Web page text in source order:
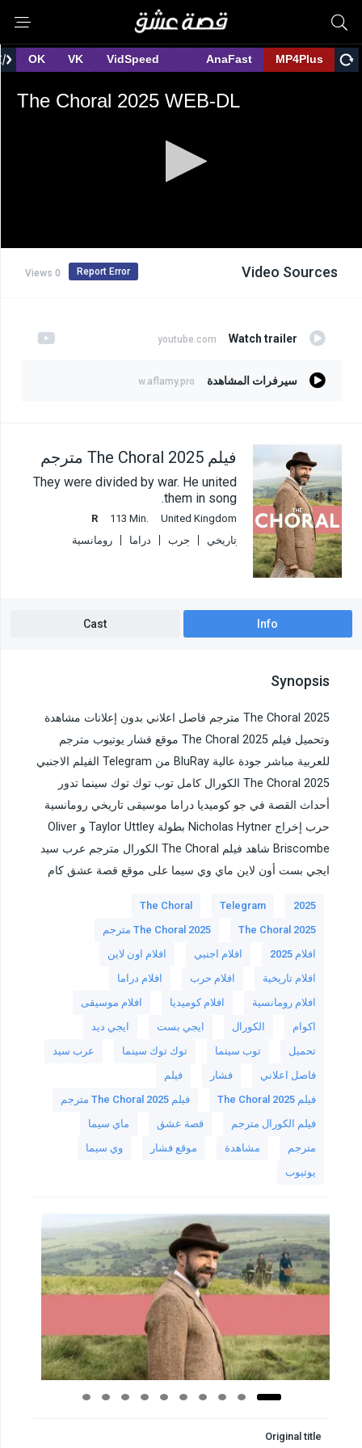
Video Sources
0 Views Report Error
Watch trailer
youtube.com
سيرفرات المشاهدة w.aflamy.pro
فيلم The Choral 2025 مترجم
They were divided by war. He united
them in song.
United Kingdom
113 Min.
R
تاريخي
حرب دراما
رومانسية
كوميديا
موسيقى
Info
Cast
Synopsis
The Choral 2025 مترجم فاصل اعلاني بدون إعلانات مشاهدة
وتحميل فيلم The Choral 2025 موقع فشار يوتيوب مترجم
للعربية مباشر جودة عالية BluRay من Telegram الفيلم الاجنبي
The Choral 2025 الكورال كامل توب توك توك سينما تدور
أحداث القصة في جو كوميديا دراما موسيقى تاريخي رومانسية
حرب إخراج Nicholas Hytner بطولة Taylor Uttley و Oliver
Briscombe شاهد فيلم The Choral الكورال مترجم عرب سيد
ايجي بست أون لاين ماي وي سيما على موقع قصة عشق كام
2025
Telegram
The Choral
The Choral 2025
The Choral 2025 مترجم
افلام 2025
افلام اجنبي
افلام اون لاين
افلام تاريخية
افلام حرب
افلام دراما
افلام رومانسية
افلام كوميديا
افلام موسيقى
اكوام
الكورال ايجي بست
ايجي ديد
تحميل
توب سينما توك توك سينما
عرب سيد
فاصل اعلاني
فشار
فيلم
فيلم The Choral 2025
فيلم The Choral 2025 مترجم
فيلم الكورال مترجم
قصة عشق
ماي سيما
مترجم
مشاهدة موقع فشار
وي سيما
يوتيوب
Original title